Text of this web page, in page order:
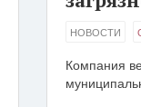
НОВОСТИ
Компания